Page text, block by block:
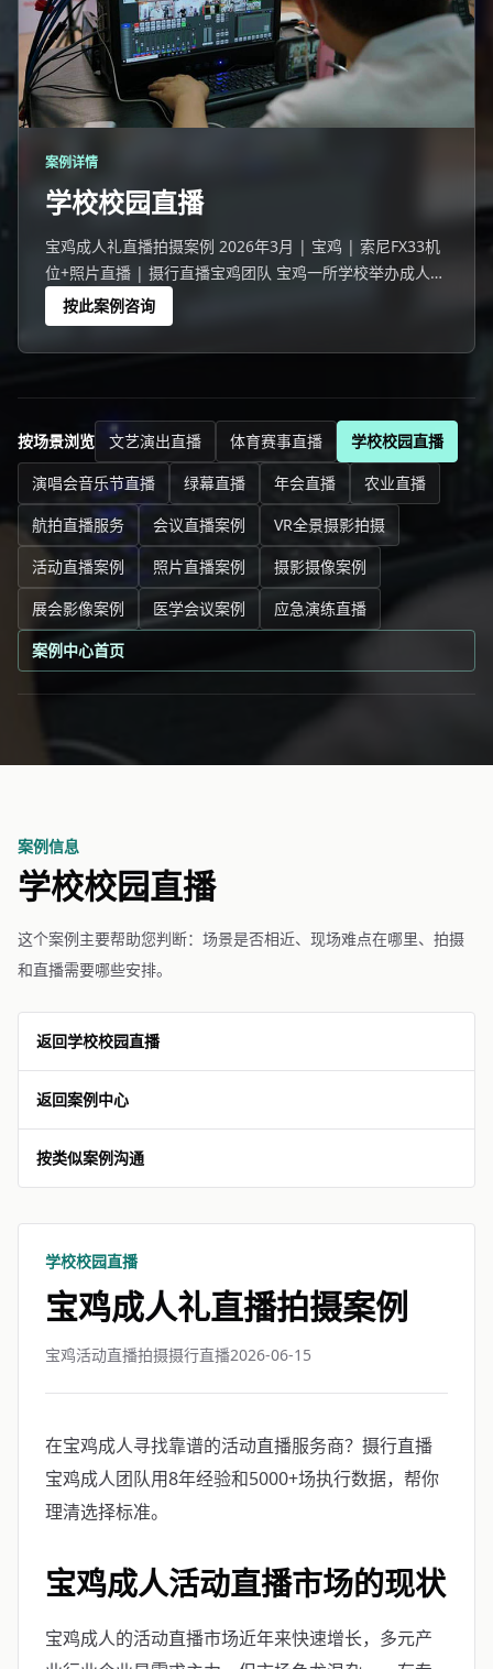
案例详情
学校校园直播
宝鸡成人礼直播拍摄案例 2026年3月 | 宝鸡 | 索尼FX33机
位+照片直播 | 摄行直播宝鸡团队 宝鸡一所学校举办成人礼
活动，1388名师生家长参与。
按此案例咨询
按场景浏览 文艺演出直播 体育赛事直播
学校校园直播
演唱会音乐节直播
绿幕直播 年会直播
农业直播
航拍直播服务
会议直播案例
VR全景摄影拍摄
活动直播案例
照片直播案例
摄影摄像案例
展会影像案例
医学会议案例
应急演练直播
案例中心首页
案例信息
学校校园直播
这个案例主要帮助您判断：场景是否相近、现场难点在哪里、拍摄
和直播需要哪些安排。
返回学校校园直播
返回案例中心
按类似案例沟通
学校校园直播
宝鸡成人礼直播拍摄案例
宝鸡活动直播拍摄摄行直播2026-06-15
在宝鸡成人寻找靠谱的活动直播服务商？摄行直播
宝鸡成人团队用8年经验和5000+场执行数据，帮你
理清选择标准。
宝鸡成人活动直播市场的现状
宝鸡成人的活动直播市场近年来快速增长，多元产